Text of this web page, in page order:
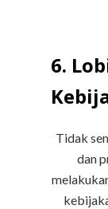
6.
Tidak
dan